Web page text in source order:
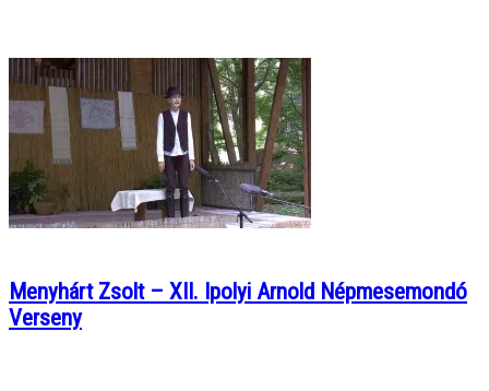
Menyhárt Zsolt – XII. Ipolyi Arnold Népmesemondó
Verseny